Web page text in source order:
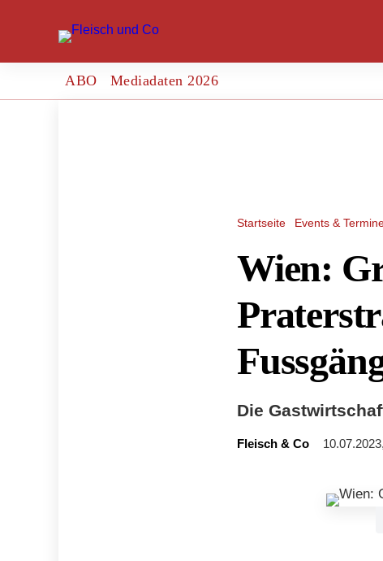
ABO Mediadaten 2026
Startseite Events &
Wien:
Die
Fleisch & Co